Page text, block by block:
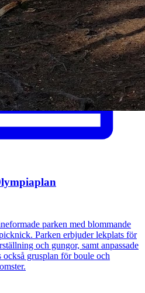
parken med blommande
Parken erbjuder lekplats för
och gungor, samt anpassade
grusplan för boule och